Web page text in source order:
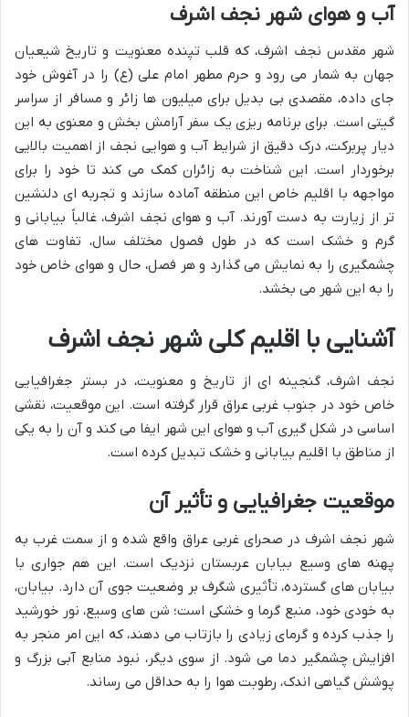
آب و هوای شهر نجف اشرف
شهر مقدس نجف اشرف، که قلب تپنده معنویت و تاریخ شیعیان
جهان به شمار می رود و حرم مطهر امام علی (ع) را در آغوش خود
جای داده، مقصدی بی بدیل برای میلیون ها زائر و مسافر از سراسر
گیتی است. برای برنامه ریزی یک سفر آرامش بخش و معنوی به این
دیار پربرکت، درک دقیق از شرایط آب و هوایی نجف از اهمیت بالایی
برخوردار است. این شناخت به زائران کمک می کند تا خود را برای
مواجهه با اقلیم خاص این منطقه آماده سازند و تجربه ای دلنشین
تر از زیارت به دست آورند. آب و هوای نجف اشرف، غالباً بیابانی و
گرم و خشک است که در طول فصول مختلف سال، تفاوت های
چشمگیری را به نمایش می گذارد و هر فصل، حال و هوای خاص خود
را به این شهر می بخشد.
آشنایی با اقلیم کلی شهر نجف اشرف
نجف اشرف، گنجینه ای از تاریخ و معنویت، در بستر جغرافیایی
خاص خود در جنوب غربی عراق قرار گرفته است. این موقعیت، نقشی
اساسی در شکل گیری آب و هوای این شهر ایفا می کند و آن را به یکی
از مناطق با اقلیم بیابانی و خشک تبدیل کرده است.
موقعیت جغرافیایی و تأثیر آن
شهر نجف اشرف در صحرای غربی عراق واقع شده و از سمت غرب به
پهنه های وسیع بیابان عربستان نزدیک است. این هم جواری با
بیابان های گسترده، تأثیری شگرف بر وضعیت جوی آن دارد. بیابان،
به خودی خود، منبع گرما و خشکی است؛ شن های وسیع، نور خورشید
را جذب کرده و گرمای زیادی را بازتاب می دهند، که این امر منجر به
افزایش چشمگیر دما می شود. از سوی دیگر، نبود منابع آبی بزرگ و
پوشش گیاهی اندک، رطوبت هوا را به حداقل می رساند.